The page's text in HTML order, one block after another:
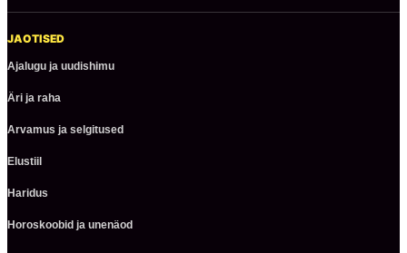
JAOTISED
Ajalugu ja uudishimu
Äri ja raha
Arvamus ja selgitused
Elustiil
Haridus
Horoskoobid ja unenäod